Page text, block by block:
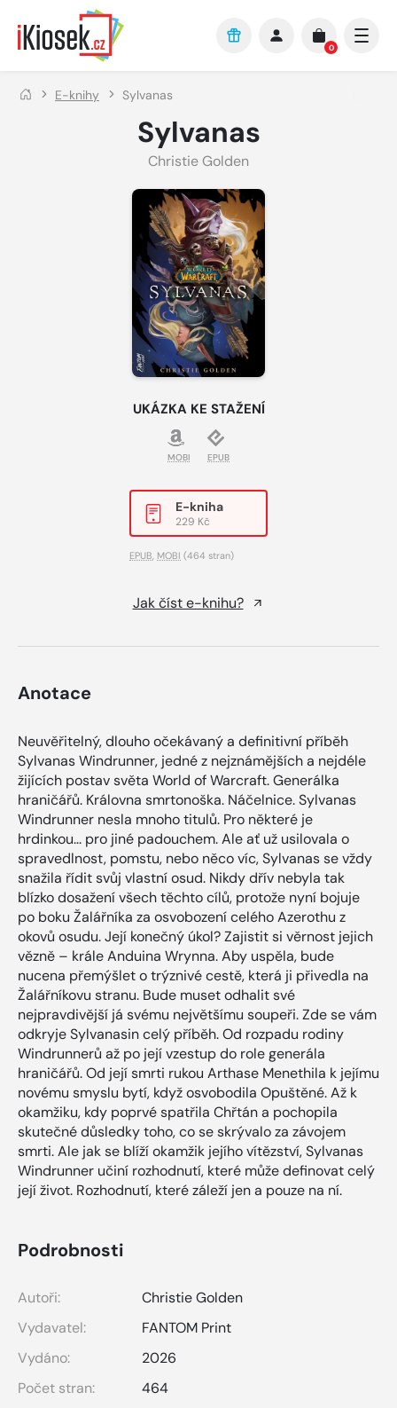
Přejít na hlavní obsah
0
E-knihy Sylvanas
Sylvanas
Christie Golden
UKÁZKA KE STAŽENÍ
MOBI EPUB
E-kniha
229 Kč
EPUB, MOBI (464 stran)
Jak číst e-knihu?
Anotace
Neuvěřitelný, dlouho očekávaný a definitivní příběh
Sylvanas Windrunner, jedné z nejznámějších a nejdéle
žijících postav světa World of Warcraft. Generálka
hraničářů. Královna smrtonoška. Náčelnice. Sylvanas
Windrunner nesla mnoho titulů. Pro některé je
hrdinkou... pro jiné padouchem. Ale ať už usilovala o
spravedlnost, pomstu, nebo něco víc, Sylvanas se vždy
snažila řídit svůj vlastní osud. Nikdy dřív nebyla tak
blízko dosažení všech těchto cílů, protože nyní bojuje
po boku Žalářníka za osvobození celého Azerothu z
okovů osudu. Její konečný úkol? Zajistit si věrnost jejich
vězně – krále Anduina Wrynna. Aby uspěla, bude
nucena přemýšlet o trýznivé cestě, která ji přivedla na
Žalářníkovu stranu. Bude muset odhalit své
nejpravdivější já svému největšímu soupeři. Zde se vám
odkryje Sylvanasin celý příběh. Od rozpadu rodiny
Windrunnerů až po její vzestup do role generála
hraničářů. Od její smrti rukou Arthase Menethila k jejímu
novému smyslu bytí, když osvobodila Opuštěné. Až k
okamžiku, kdy poprvé spatřila Chřtán a pochopila
skutečné důsledky toho, co se skrývalo za závojem
smrti. Ale jak se blíží okamžik jejího vítězství, Sylvanas
Windrunner učiní rozhodnutí, které může definovat celý
její život. Rozhodnutí, které záleží jen a pouze na ní.
Podrobnosti
Autoři:
Christie Golden
Vydavatel:
FANTOM Print
Vydáno:
2026
Počet stran:
464